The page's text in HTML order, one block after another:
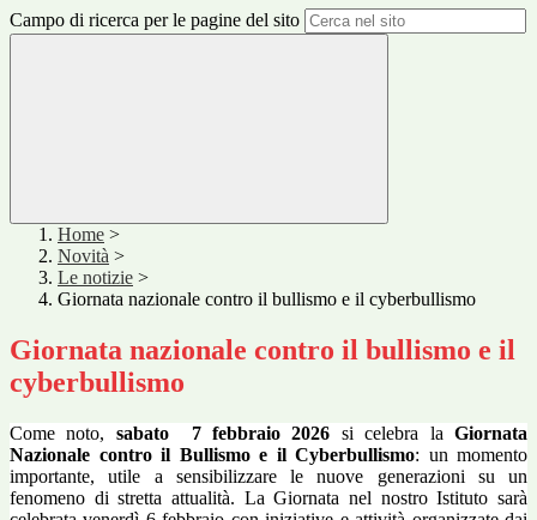
Campo di ricerca per le pagine del sito
Home >
Novità >
Le notizie >
Giornata nazionale contro il bullismo e il cyberbullismo
Giornata nazionale contro il bullismo e il
cyberbullismo
Come noto, sabato 7 febbraio 2026 si celebra laGiornata
Nazionale contro il Bullismo e il Cyberbullismo: un momento
importante, utile a sensibilizzare le nuove generazioni su un
fenomeno di stretta attualità. La Giornata nel nostro Istituto sarà